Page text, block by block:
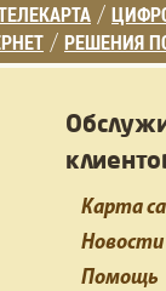
/
/ РЕШЕНИЯ
Карта
Новости
Помощь